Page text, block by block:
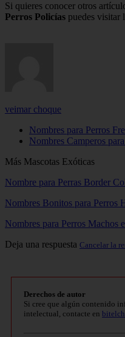
Si quieres conocer otros
Perros Policías puedes visitar
veimar choque
Nombres para Perros
Nombres Camperos
Más Mascotas Exóticas
Nombre para Perras Border
Nombres Bonitos para Perros
Nombres para Perros Machos
Deja una respuesta Cancelar la
Derechos de autor
Si cree que algún contenido
intelectual, contacte en